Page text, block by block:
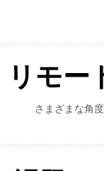
content
リモー
さまざまな角